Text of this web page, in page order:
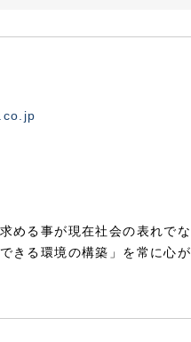
める事が現在社会の表れでな
きる環境の構築」を常に心が